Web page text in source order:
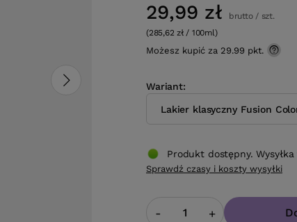
Wariant
Lakier klasyczny Fusion
29,99 zł brutto/ szt.
(285,62 zł / 100ml)
Możesz kupić za 29.99 pkt.
- +
Produkt dostępny.
Sprawdź czasy i koszty wysyłki